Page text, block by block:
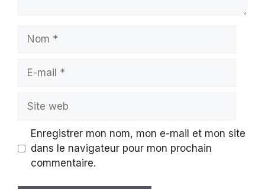
Nom
Site
Enregistrer mon nom, mon e-mail et mon site
dans le navigateur pour mon prochain
commentaire.